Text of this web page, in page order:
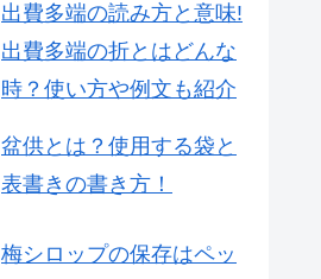
出費多端の読み方と意味!
出費多端の折とはどんな
時？使い方や例文も紹介
盆供とは？使用する袋と
表書きの書き方！
梅シロップの保存はペッ